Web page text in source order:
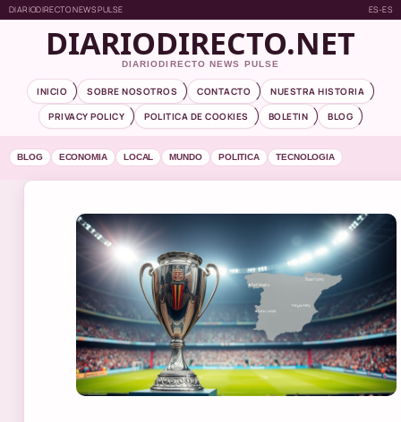
DIARIODIRECTO NEWS PULSE ES-ES
DIARIODIRECTO.NET
DIARIODIRECTO NEWS PULSE
INICIO SOBRE NOSOTROS CONTACTO
NUESTRA HISTORIA
PRIVACY POLICY
POLITICA DE COOKIES BOLETIN BLOG
BLOG ECONOMIA LOCAL MUNDO POLITICA TECNOLOGIA